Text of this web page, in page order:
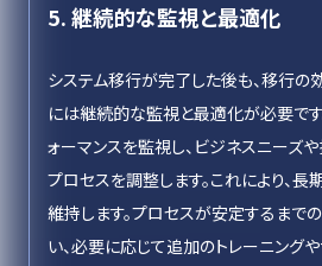
5. 継続的な監視と最適化
システム移行が完了した後も、移行の
には継続的な監視と最適化が必要です
ォーマンスを監視し、ビジネスニーズ
プロセスを調整します。これにより、
維持します。プロセスが安定するまで
い、必要に応じて追加のトレーニング